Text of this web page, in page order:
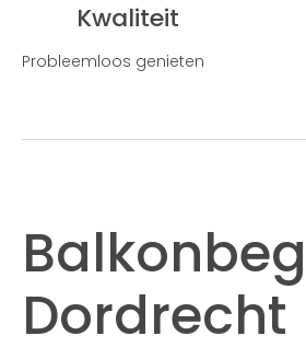
Kwaliteit
Probleemloos genieten
Dordrecht